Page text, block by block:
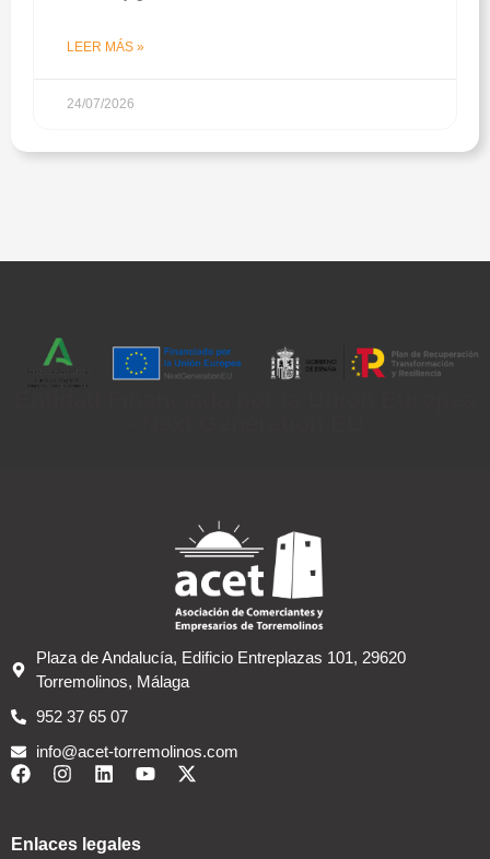
LEER MÁS »
24/07/2026
Plaza de Andalucía, Edificio Entreplazas 101, 29620
Torremolinos, Málaga
952 37 65 07
info@acet-torremolinos.com
Enlaces legales